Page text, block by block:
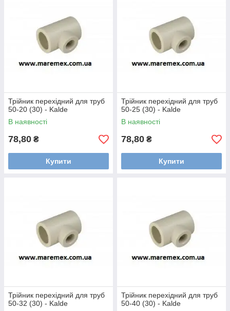
Трійник перехідний для труб
50-20 (30) - Kalde
В наявності
78,80 ₴
Купити
Трійник перехідний для труб
50-25 (30) - Kalde
В наявності
78,80 ₴
Купити
Трійник перехідний для труб
50-32 (30) - Kalde
Трійник перехідний для труб
50-40 (30) - Kalde